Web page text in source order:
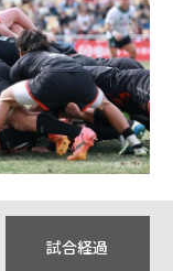
試合経過